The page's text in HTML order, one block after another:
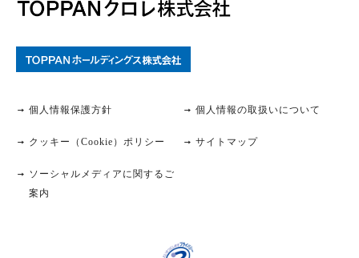
個人情報保護方針 個人情報の取扱いについて
クッキー（Cookie）ポリシー サイトマップ
ソーシャルメディアに関するご
案内